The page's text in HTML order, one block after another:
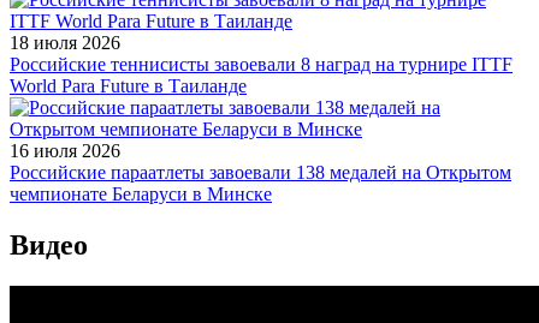
18 июля 2026
Российские теннисисты завоевали 8 наград на турнире ITTF
World Para Future в Таиланде
16 июля 2026
Российские параатлеты завоевали 138 медалей на Открытом
чемпионате Беларуси в Минске
Видео